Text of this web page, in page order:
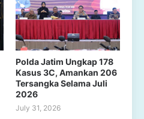
Polda Jatim Ungkap 178
Kasus 3C, Amankan 206
Tersangka Selama Juli
2026
July 31, 2026